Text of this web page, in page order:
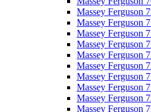
Massey Ferguson
Massey Ferguson
Massey Ferguson
Massey Ferguson
Massey Ferguson
Massey Ferguson
Massey Ferguson
Massey Ferguson
Massey Ferguson
Massey Ferguson